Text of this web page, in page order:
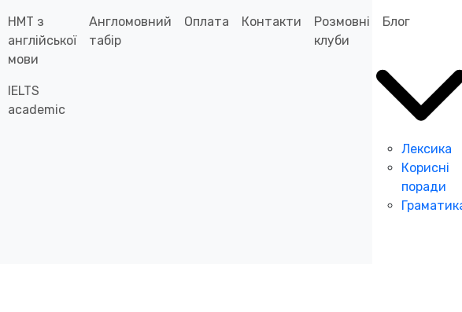
НМТ з
англійської
мови
IELTS
academic
Англомовний
табір
Оплата Контакти
Розмовні
клуби
Блог
Лексика
Корисні
поради